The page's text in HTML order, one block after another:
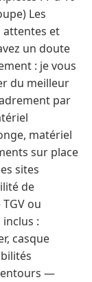
Les
attentes et
un doute
: je vous
du meilleur
par
matériel
sur place
sites
de
ou
:
casque
—